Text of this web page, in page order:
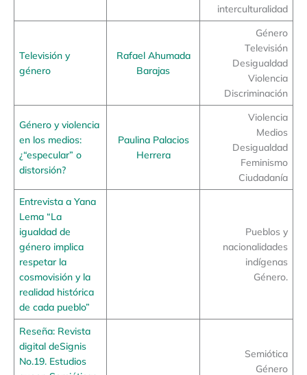
interculturalidad
Televisión y
género
Rafael Ahumada
Barajas
Género
Televisión
Desigualdad
Violencia
Discriminación
Género y violencia
en los medios:
¿“especular” o
distorsión?
Paulina Palacios
Herrera
Violencia
Medios
Desigualdad
Feminismo
Ciudadanía
Entrevista a Yana
Lema “La
igualdad de
género implica
respetar la
cosmovisión y la
realidad histórica
de cada pueblo”
Pueblos y
nacionalidades
indígenas
Género.
Reseña: Revista
digital deSignis
No.19. Estudios
Semiótica
Género